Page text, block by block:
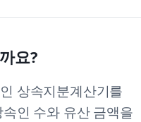
요?
상속지분계산기를
인 수와 유산 금액을